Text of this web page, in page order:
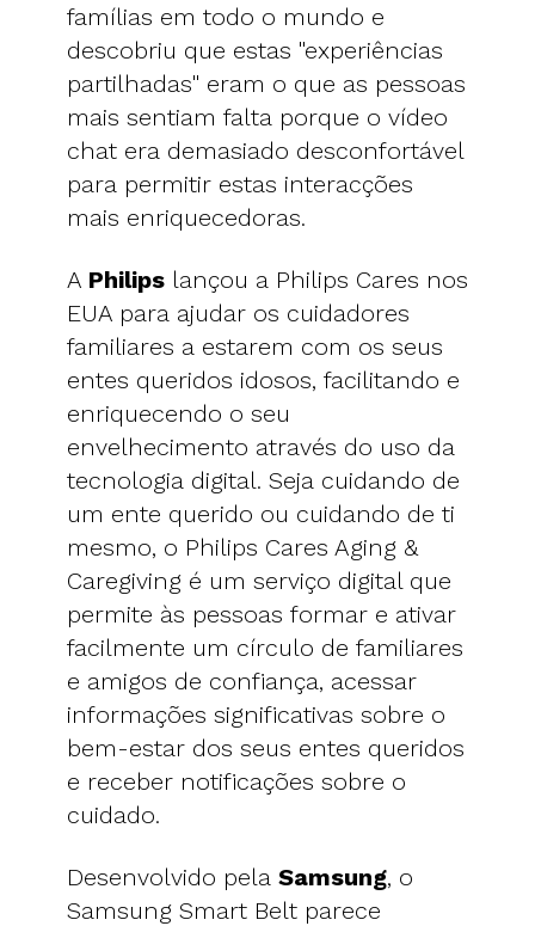
famílias em todo o mundo e
descobriu que estas "experiências
partilhadas" eram o que as pessoas
mais sentiam falta porque o vídeo
chat era demasiado desconfortável
para permitir estas interacções
mais enriquecedoras.
A Philips lançou a Philips Cares nos
EUA para ajudar os cuidadores
familiares a estarem com os seus
entes queridos idosos, facilitando e
enriquecendo o seu
envelhecimento através do uso da
tecnologia digital. Seja cuidando de
um ente querido ou cuidando de ti
mesmo, o Philips Cares Aging &
Caregiving é um serviço digital que
permite às pessoas formar e ativar
facilmente um círculo de familiares
e amigos de confiança, acessar
informações significativas sobre o
bem-estar dos seus entes queridos
e receber notificações sobre o
cuidado.
Desenvolvido pela Samsung, o
Samsung Smart Belt parece